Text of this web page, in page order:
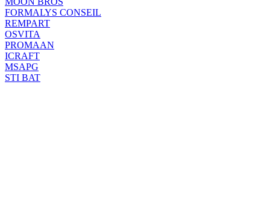
FORMALYS CONSEIL
REMPART
OSVITA
PROMAAN
ICRAFT
MSAPG
STI BAT